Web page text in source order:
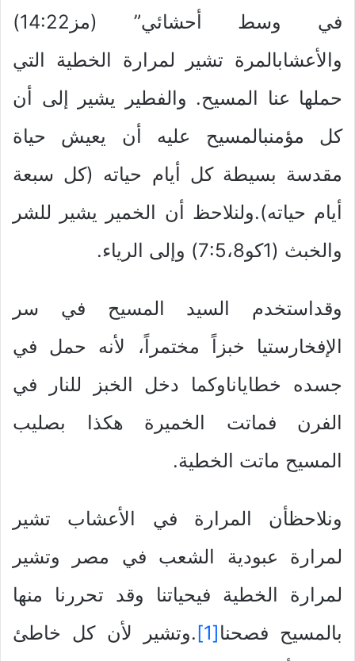
في وسط أحشائي” (مز14:22)
والأعشابالمرة تشير لمرارة الخطية التي
حملها عنا المسيح. والفطير يشير إلى أن
كل مؤمنبالمسيح عليه أن يعيش حياة
مقدسة بسيطة كل أيام حياته (كل سبعة
أيام حياته).ولنلاحظ أن الخمير يشير للشر
والخبث (1كو7:5،8) وإلى الرياء.
وقداستخدم السيد المسيح في سر
الإفخارستيا خبزاً مختمراً، لأنه حمل في
جسده خطاياناوكما دخل الخبز للنار في
الفرن فماتت الخميرة هكذا بصليب
المسيح ماتت الخطية.
ونلاحظأن المرارة في الأعشاب تشير
لمرارة عبودية الشعب في مصر وتشير
لمرارة الخطية فيحياتنا وقد تحررنا منها
بالمسيح فصحنا[1]
.وتشير لأن كل خاطئ